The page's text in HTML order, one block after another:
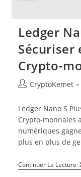
Ledger
Sécuriser
Crypto-
Auteur/autrice
la
publication :
CryptoKemet
Ledger Nano S
Crypto-monnaies
numériques
plus en plus de
Continuer La Lecture